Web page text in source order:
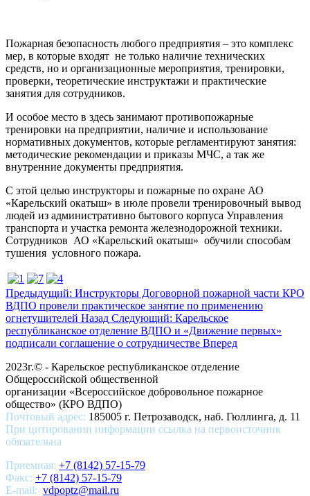
Пожарная безопасность любого предприятия – это комплекс
мер, в которые входят не только наличие технических
средств, но и организационные мероприятия, тренировки,
проверки, теоретические инструктажи и практические
занятия для сотрудников.
И особое место в здесь занимают противопожарные
тренировки на предприятии, наличие и использование
нормативных документов, которые регламентируют занятия:
методические рекомендации и приказы МЧС, а так же
внутренние документы предприятия.
С этой целью инструкторы и пожарные по охране АО
«Карельский окатыш» в июле провели тренировочный вывод
людей из административно бытового корпуса Управления
транспорта и участка ремонта железнодорожной техники.
Сотрудников АО «Карельский окатыш» обучили способам
тушения условного пожара.
Предыдущий: Инструкторы Договорной пожарной части КРО
ВДПО провели практическое занятие по применению
огнетушителей Назад Следующий: Карельское
республиканское отделение ВДПО и «Движение первых»
подписали соглашение о сотрудничестве Вперед
2023г.© - Карельское республиканское отделение
Общероссийской общественной
организации «Всероссийское добровольное пожарное
общество» (КРО ВДПО)
Почтовый адрес: 185005 г. Петрозаводск, наб. Гюллинга, д. 11
При цитировании информации ссылка на первоисточник
обязательна
Приемная: +7 (8142) 57-15-79
Факс: +7 (8142) 57-15-79
E-mail: vdpoptz@mail.ru